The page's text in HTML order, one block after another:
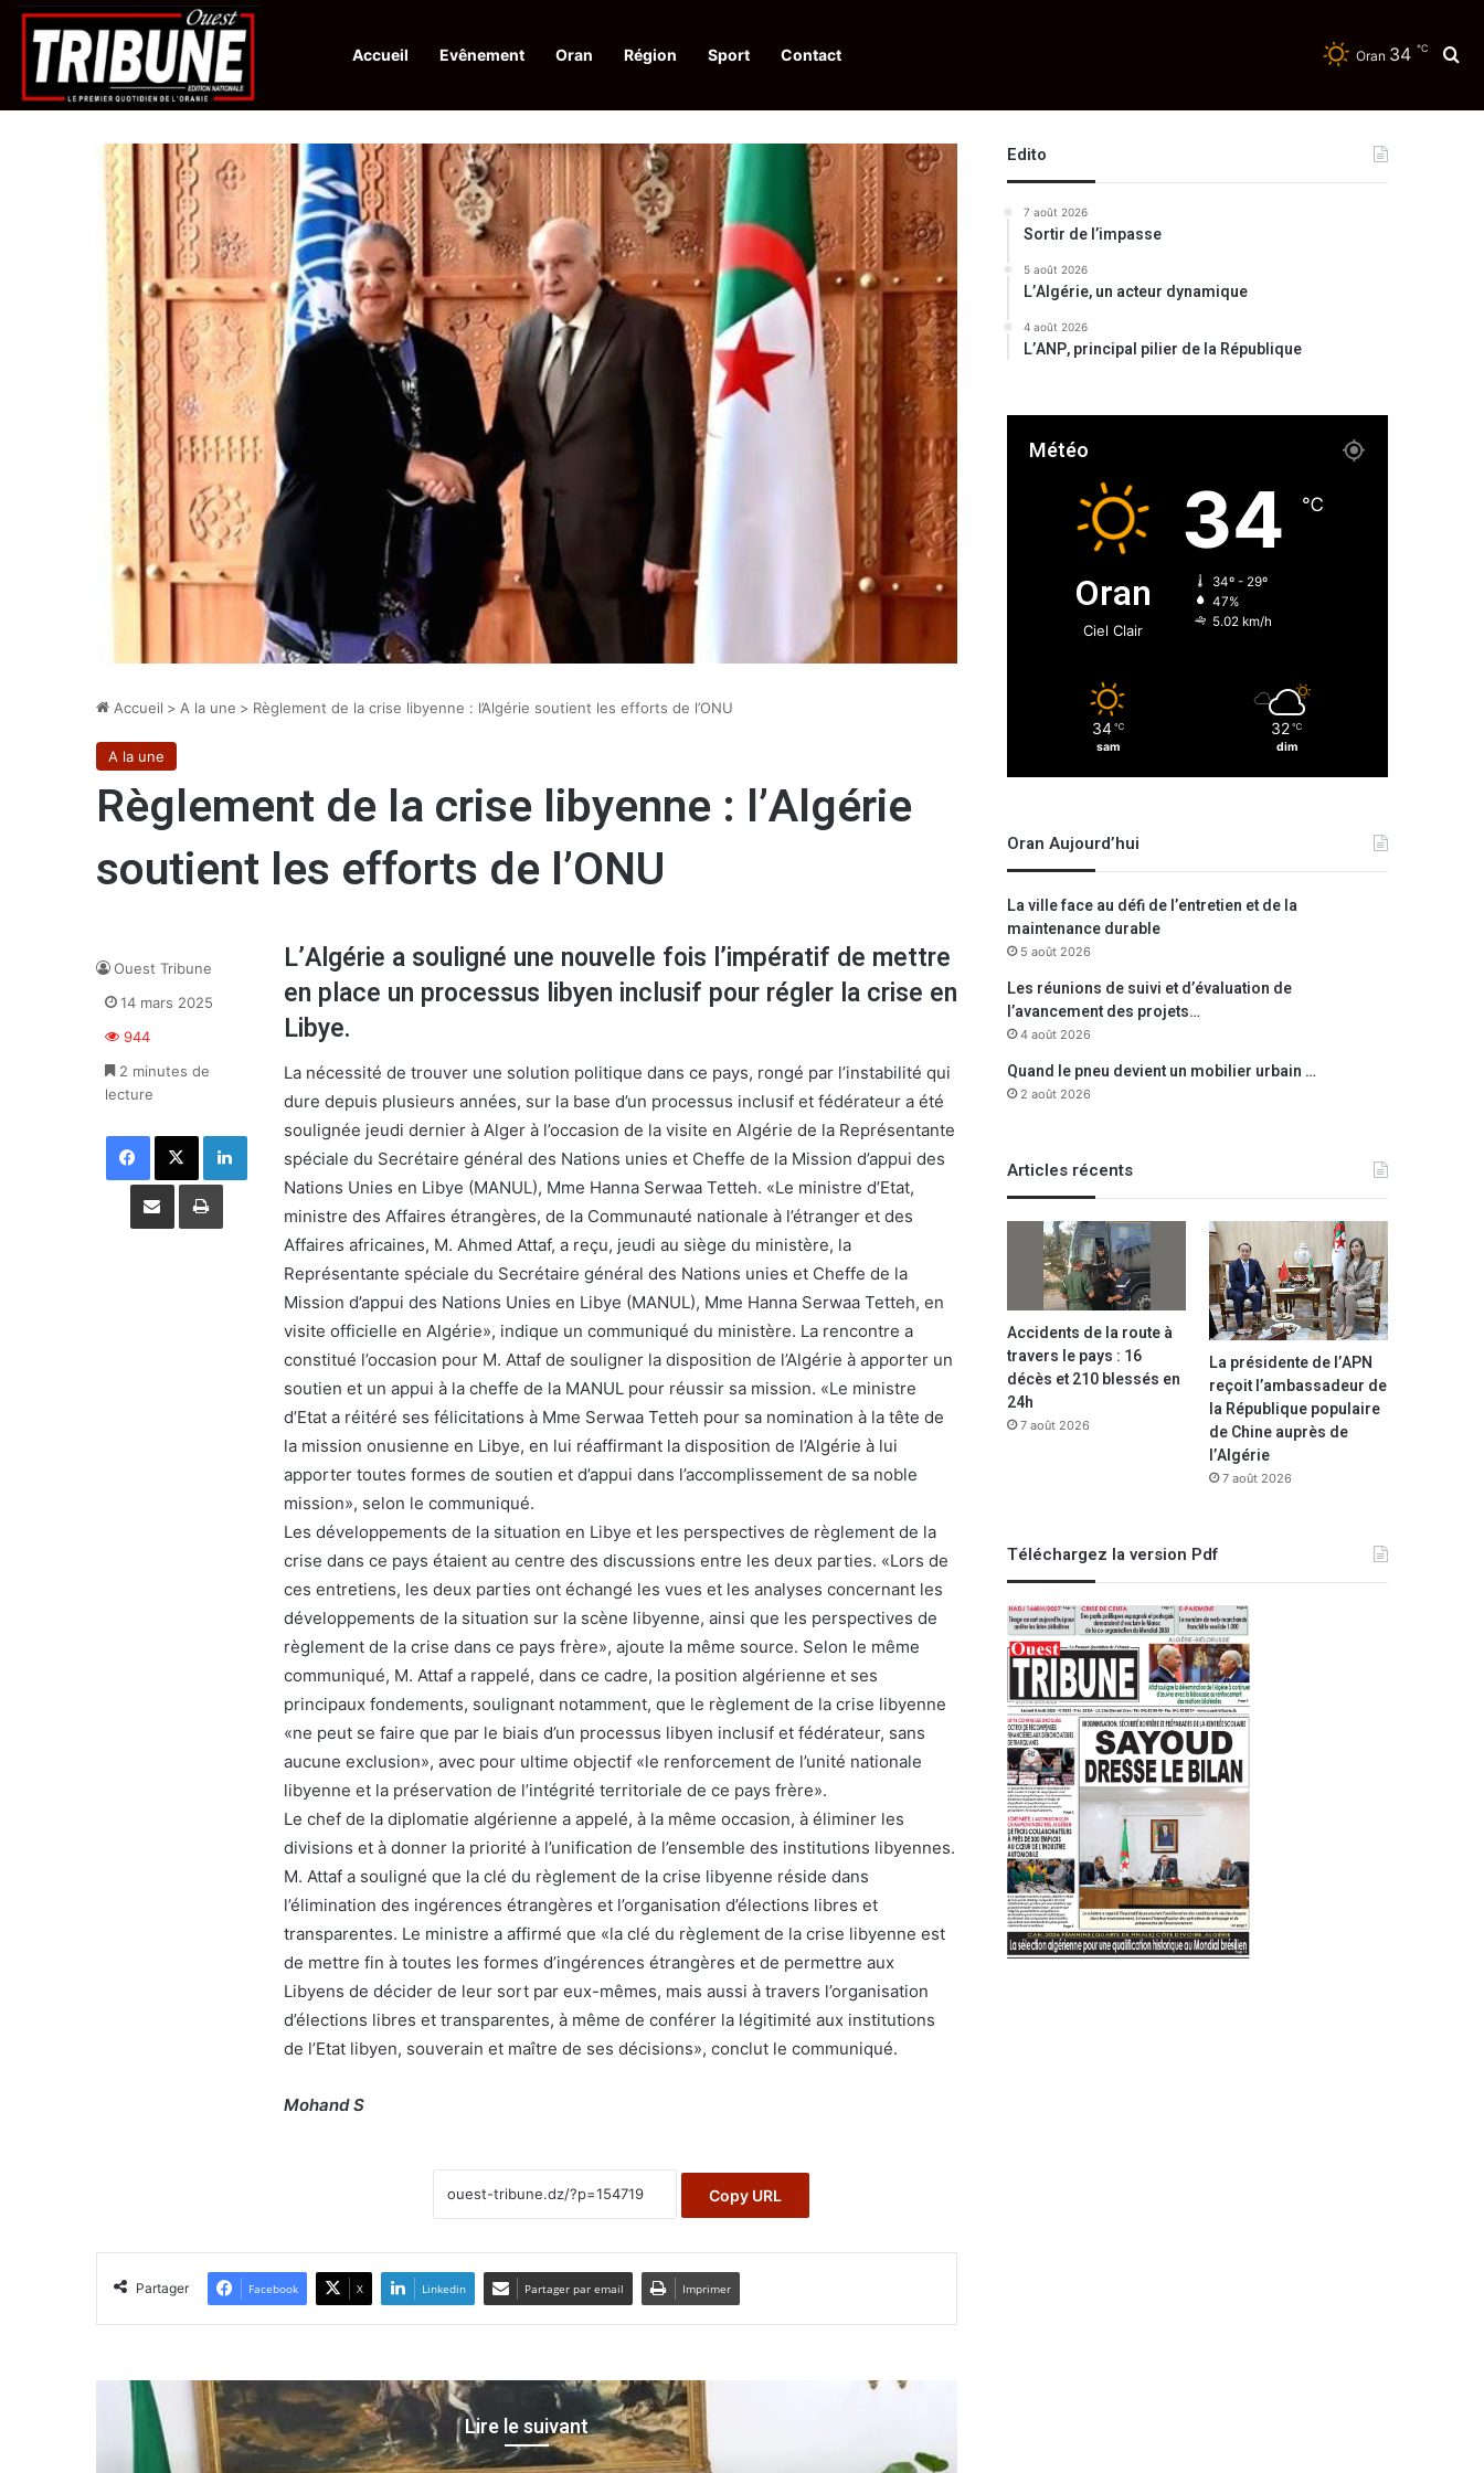
Accueil Evênement Oran Région Sport Contact Oran 34 ℃
Infos en Direct: Lutte contre les drogues : octroi de récompenses financières aux dénonciateurs de trafiquants
Accueil > A la une > Règlement de la crise libyenne : l’Algérie soutient les efforts de l’ONU
A la une
Règlement de la crise libyenne : l’Algérie
soutient les efforts de l’ONU
L’Algérie a souligné une nouvelle fois l’impératif de mettre
en place un processus libyen inclusif pour régler la crise en
Libye.
La nécessité de trouver une solution politique dans ce pays, rongé par l’instabilité qui
dure depuis plusieurs années, sur la base d’un processus inclusif et fédérateur a été
soulignée jeudi dernier à Alger à l’occasion de la visite en Algérie de la Représentante
spéciale du Secrétaire général des Nations unies et Cheffe de la Mission d’appui des
Nations Unies en Libye (MANUL), Mme Hanna Serwaa Tetteh. «Le ministre d’Etat,
ministre des Affaires étrangères, de la Communauté nationale à l’étranger et des
Affaires africaines, M. Ahmed Attaf, a reçu, jeudi au siège du ministère, la
Représentante spéciale du Secrétaire général des Nations unies et Cheffe de la
Mission d’appui des Nations Unies en Libye (MANUL), Mme Hanna Serwaa Tetteh, en
visite officielle en Algérie», indique un communiqué du ministère. La rencontre a
constitué l’occasion pour M. Attaf de souligner la disposition de l’Algérie à apporter un
soutien et un appui à la cheffe de la MANUL pour réussir sa mission. «Le ministre
d’Etat a réitéré ses félicitations à Mme Serwaa Tetteh pour sa nomination à la tête de
la mission onusienne en Libye, en lui réaffirmant la disposition de l’Algérie à lui
apporter toutes formes de soutien et d’appui dans l’accomplissement de sa noble
mission», selon le communiqué.
Les développements de la situation en Libye et les perspectives de règlement de la
crise dans ce pays étaient au centre des discussions entre les deux parties. «Lors de
ces entretiens, les deux parties ont échangé les vues et les analyses concernant les
développements de la situation sur la scène libyenne, ainsi que les perspectives de
règlement de la crise dans ce pays frère», ajoute la même source. Selon le même
communiqué, M. Attaf a rappelé, dans ce cadre, la position algérienne et ses
principaux fondements, soulignant notamment, que le règlement de la crise libyenne
«ne peut se faire que par le biais d’un processus libyen inclusif et fédérateur, sans
aucune exclusion», avec pour ultime objectif «le renforcement de l’unité nationale
libyenne et la préservation de l’intégrité territoriale de ce pays frère».
Le chef de la diplomatie algérienne a appelé, à la même occasion, à éliminer les
divisions et à donner la priorité à l’unification de l’ensemble des institutions libyennes.
M. Attaf a souligné que la clé du règlement de la crise libyenne réside dans
l’élimination des ingérences étrangères et l’organisation d’élections libres et
transparentes. Le ministre a affirmé que «la clé du règlement de la crise libyenne est
de mettre fin à toutes les formes d’ingérences étrangères et de permettre aux
Libyens de décider de leur sort par eux-mêmes, mais aussi à travers l’organisation
d’élections libres et transparentes, à même de conférer la légitimité aux institutions
de l’Etat libyen, souverain et maître de ses décisions», conclut le communiqué.
Mohand S
Copy URL
Ouest Tribune
14 mars 2025
944
2 minutes de
lecture
Facebook X Linkedin
Partager par email Imprimer
Partager Facebook X Linkedin Partager par email Imprimer
Lire le suivant
Edito
7 août 2026
Sortir de l’impasse
5 août 2026
L’Algérie, un acteur dynamique
4 août 2026
L’ANP, principal pilier de la République
Météo
Oran
Ciel Clair
34 ℃
34º - 29º
47%
5.02 km/h
34 ℃
sam
32 ℃
dim
Oran Aujourd’hui
La ville face au défi de l’entretien et de la
maintenance durable
5 août 2026
Les réunions de suivi et d’évaluation de
l’avancement des projets…
4 août 2026
Quand le pneu devient un mobilier urbain …
2 août 2026
Articles récents
Accidents de la route à
travers le pays : 16
décès et 210 blessés en
24h
7 août 2026
La présidente de l’APN
reçoit l’ambassadeur de
la République populaire
de Chine auprès de
l’Algérie
7 août 2026
Téléchargez la version Pdf